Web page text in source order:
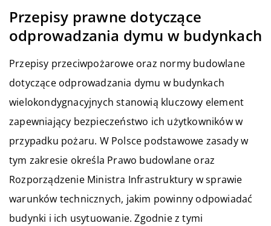
Przepisy prawne dotyczące
odprowadzania dymu w budynkach
Przepisy przeciwpożarowe oraz normy budowlane
dotyczące odprowadzania dymu w budynkach
wielokondygnacyjnych stanowią kluczowy element
zapewniający bezpieczeństwo ich użytkowników w
przypadku pożaru. W Polsce podstawowe zasady w
tym zakresie określa Prawo budowlane oraz
Rozporządzenie Ministra Infrastruktury w sprawie
warunków technicznych, jakim powinny odpowiadać
budynki i ich usytuowanie. Zgodnie z tymi